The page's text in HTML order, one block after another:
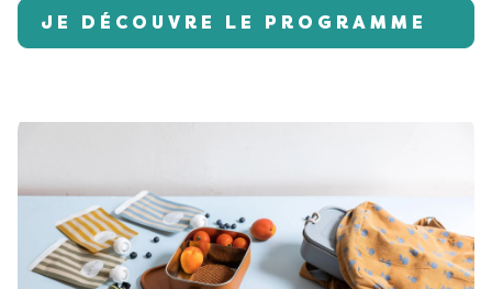
JE DÉCOUVRE LE PROGRAMME